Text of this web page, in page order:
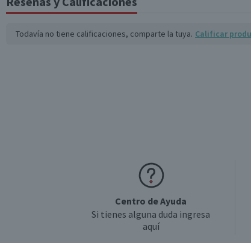
Retornabilidad
Todavía no tiene calificaciones, comparte la tuya. Calificar
Centro de Ayuda
Si tienes alguna duda ingresa
aquí